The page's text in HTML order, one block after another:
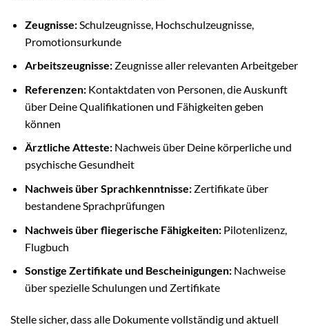
Zeugnisse:Schulzeugnisse, Hochschulzeugnisse,
Promotionsurkunde
Arbeitszeugnisse:Zeugnisse aller relevanten Arbeitgeber
Referenzen:Kontaktdaten von Personen, die Auskunft
über Deine Qualifikationen und Fähigkeiten geben
können
Ärztliche Atteste:Nachweis über Deine körperliche und
psychische Gesundheit
Nachweis über Sprachkenntnisse:Zertifikate über
bestandene Sprachprüfungen
Nachweis über fliegerische Fähigkeiten:Pilotenlizenz,
Flugbuch
Sonstige Zertifikate und Bescheinigungen:Nachweise
über spezielle Schulungen und Zertifikate
Stelle sicher, dass alle Dokumente vollständig und aktuell